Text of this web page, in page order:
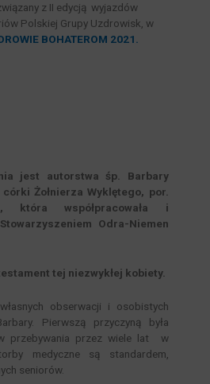
z II edycją wyjazdów
Polskiej Grupy Uzdrowisk, w
BOHATEROM 2021.
jest autorstwa śp. Barbary
Żołnierza Wyklętego, por.
która współpracowała i
Odra-Niemen
tej niezwykłej kobiety.
obserwacji i osobistych
Pierwszą przyczyną była
przebywania przez wiele lat w
medyczne są standardem,
seniorów.